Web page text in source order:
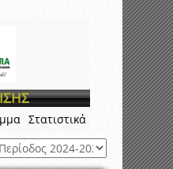
Στατιστικά